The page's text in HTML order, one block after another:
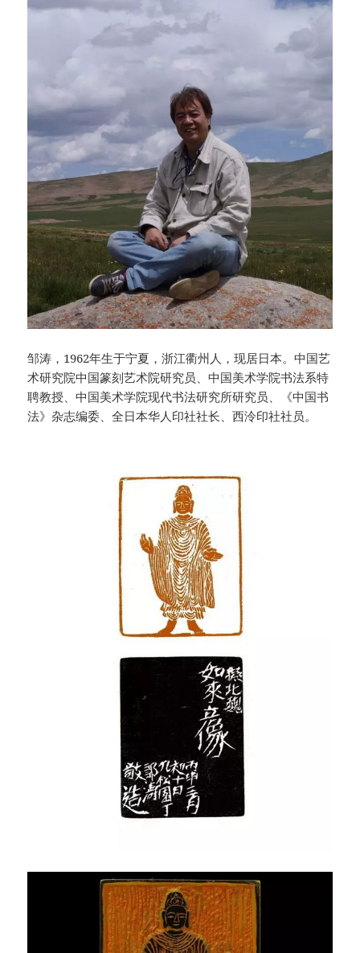
邹涛，1962年生于宁夏，浙江衢州人，现居日本。中国艺
术研究院中国篆刻艺术院研究员、中国美术学院书法系特
聘教授、中国美术学院现代书法研究所研究员、《中国书
法》杂志编委、全日本华人印社社长、西泠印社社员。